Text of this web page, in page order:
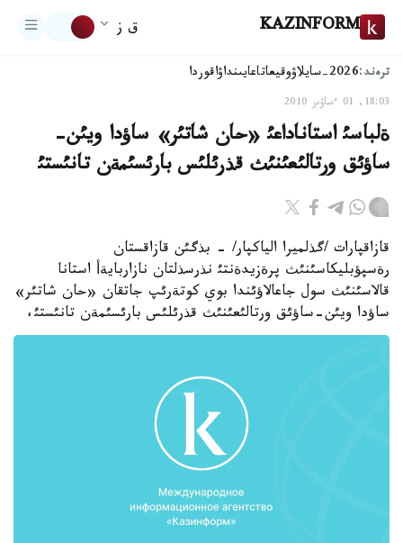
KAZINFORM ق ز
ترەند:2026-سايلاۋ وقيعاتاعايىنداۋاقوردا
18:03, 01 ءساۋىر 2010
ةلباسئ استاناداعئ «حان شاتئر» ساؤدا ويئن-
ساؤئق ورتالئعئنئث قذرئلئس بارئسئمةن تانئستئ
قازاقپارات /گذلميرا الياكپار/ - بذگئن قازاقستان
رةسپؤبليكاسئنئث پرةزيدةنتئ نذرسذلتان نازاربايةأ استانا
قالاسئنئث سول جاعالاؤئندا بوي كوتةرئپ جاتقان «حان شاتئر»
ساؤدا ويئن-ساؤئق ورتالئعئنئث قذرئلئس بارئسئمةن تانئستئ،